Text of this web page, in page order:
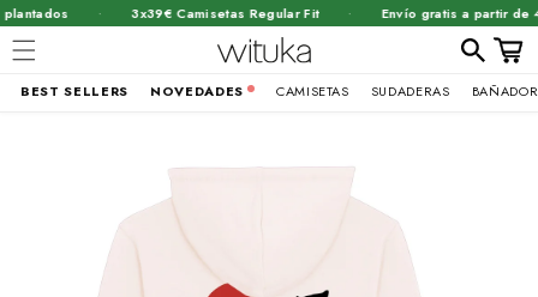
3x39€ Camisetas Regular Fit Envío gratis a partir de
BEST SELLERS NOVEDADES CAMISETAS SUDADERAS